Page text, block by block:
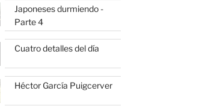
Japoneses durmiendo -
Parte 4
Cuatro detalles del día
Héctor García Puigcerver